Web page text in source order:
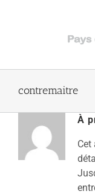
contremaitre
À
Cet